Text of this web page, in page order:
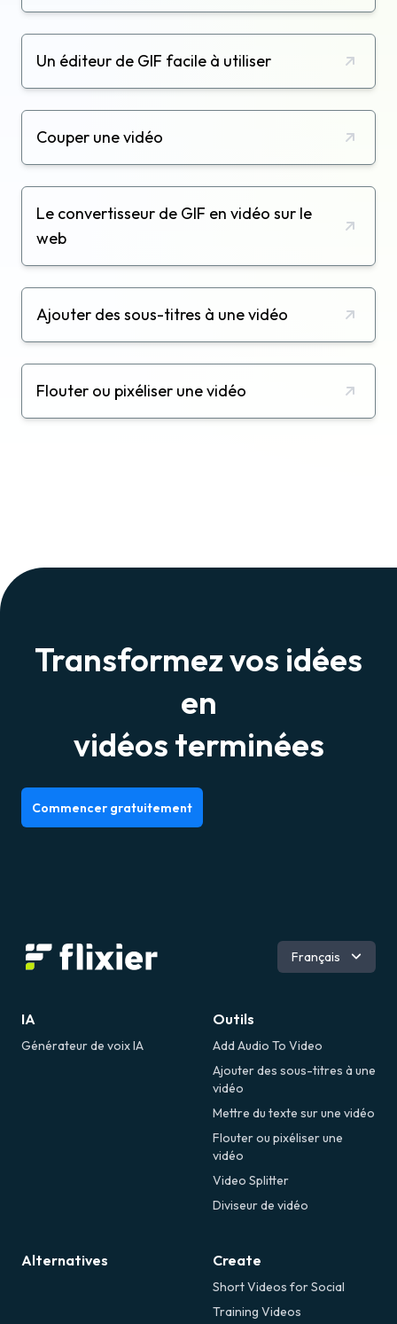
Un éditeur de GIF facile à utiliser
Couper une vidéo
Le convertisseur de GIF en vidéo sur le
web
Ajouter des sous-titres à une vidéo
Flouter ou pixéliser une vidéo
Transformez vos idées
en
vidéos terminées
Commencer gratuitement
Anglais
Română
Français
IA
Générateur de voix IA
Outils
Add Audio To Video
Ajouter des sous-titres à une
vidéo
Mettre du texte sur une vidéo
Flouter ou pixéliser une
vidéo
Video Splitter
Diviseur de vidéo
Alternatives Create
Short Videos for Social
Training Videos